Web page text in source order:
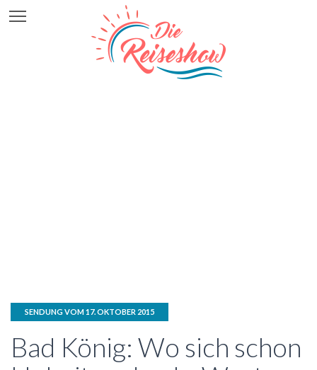
SENDUNG VOM 17. OKTOBER 2015
Bad König: Wo sich schon